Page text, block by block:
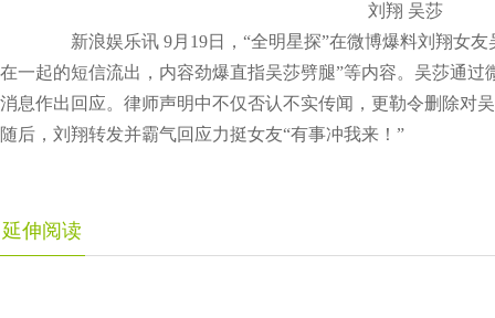
刘翔 吴莎
新浪娱乐讯 9月19日，“全明星探”在微博爆料刘翔女友
在一起的短信流出，内容劲爆直指吴莎劈腿”等内容。吴莎通过
消息作出回应。律师声明中不仅否认不实传闻，更勒令删除对
随后，刘翔转发并霸气回应力挺女友“有事冲我来！”
延伸阅读